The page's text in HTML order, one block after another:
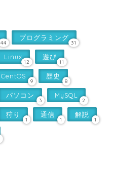
44
プログラミング
31
Linux
12
遊び
11
CentOS
9
歴史
8
パソコン
3
MySQL
2
狩り
1
通信
1
解説
1